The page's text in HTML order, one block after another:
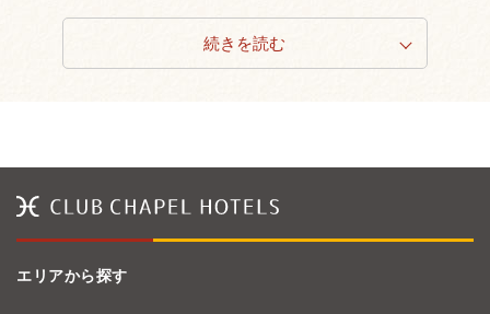
続きを読む
エリアから探す